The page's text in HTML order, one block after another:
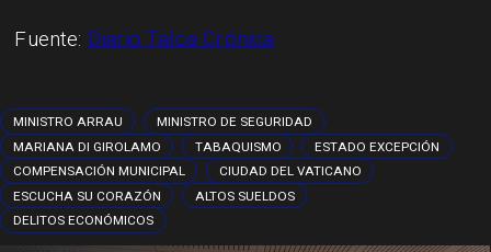
Fuente: Diario Talca Crónica
MINISTRO ARRAU
MINISTRO DE SEGURIDAD
MARIANA DI GIROLAMO
TABAQUISMO
ESTADO EXCEPCIÓN
COMPENSACIÓN MUNICIPAL
CIUDAD DEL VATICANO
ESCUCHA SU CORAZÓN
ALTOS SUELDOS
DELITOS ECONÓMICOS